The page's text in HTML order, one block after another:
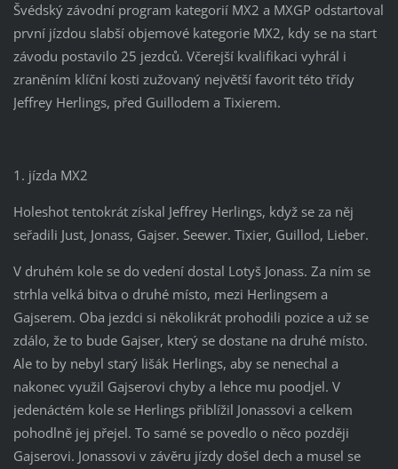
Švédský závodní program kategorií MX2 a MXGP odstartoval
první jízdou slabší objemové kategorie MX2, kdy se na start
závodu postavilo 25 jezdců. Včerejší kvalifikaci vyhrál i
zraněním klíční kosti zužovaný největší favorit této třídy
Jeffrey Herlings, před Guillodem a Tixierem.
1. jízda MX2
Holeshot tentokrát získal Jeffrey Herlings, když se za něj
seřadili Just, Jonass, Gajser. Seewer. Tixier, Guillod, Lieber.
V druhém kole se do vedení dostal Lotyš Jonass. Za ním se
strhla velká bitva o druhé místo, mezi Herlingsem a
Gajserem. Oba jezdci si několikrát prohodili pozice a už se
zdálo, že to bude Gajser, který se dostane na druhé místo.
Ale to by nebyl starý lišák Herlings, aby se nenechal a
nakonec využil Gajserovi chyby a lehce mu poodjel. V
jedenáctém kole se Herlings přiblížil Jonassovi a celkem
pohodlně jej přejel. To samé se povedlo o něco později
Gajserovi. Jonassovi v závěru jízdy došel dech a musel se